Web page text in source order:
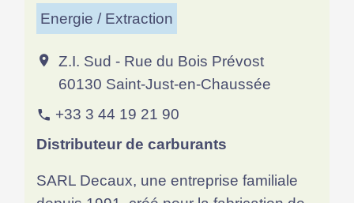
Energie / Extraction
location_on
Z.I. Sud - Rue du Bois Prévost
60130 Saint-Just-en-Chaussée
phone +33 3 44 19 21 90
Distributeur de carburants
SARL Decaux, une entreprise familiale